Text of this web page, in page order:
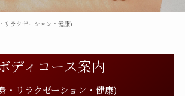
リラクゼーション・健康)
ディコース案内
・リラクゼーション・健康)